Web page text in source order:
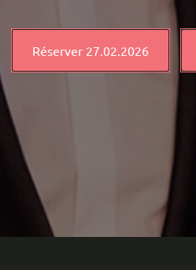
Réserver 27.02.2026